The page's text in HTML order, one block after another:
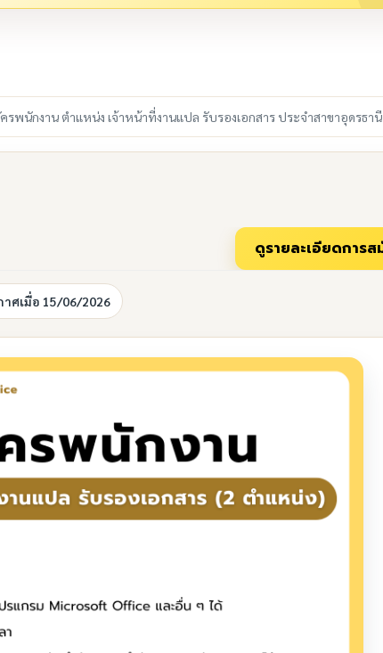
พนักงาน ตำแหน่ง เจ้าหน้าที่งานแปล รับรองเอกสาร ประจำสาขาอุดรธานี
ศเมื่อ 15/06/2026